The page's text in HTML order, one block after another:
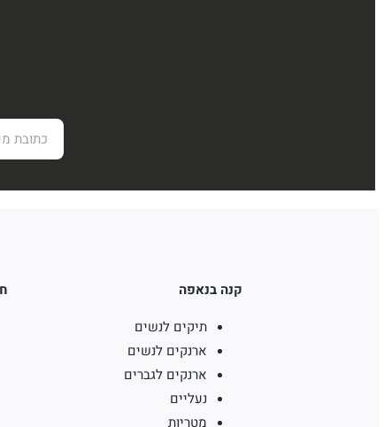
קנה בנאפה
תיקים לנשים
ארנקים לנשים
ארנקים לגברים
נעליים
מטריות